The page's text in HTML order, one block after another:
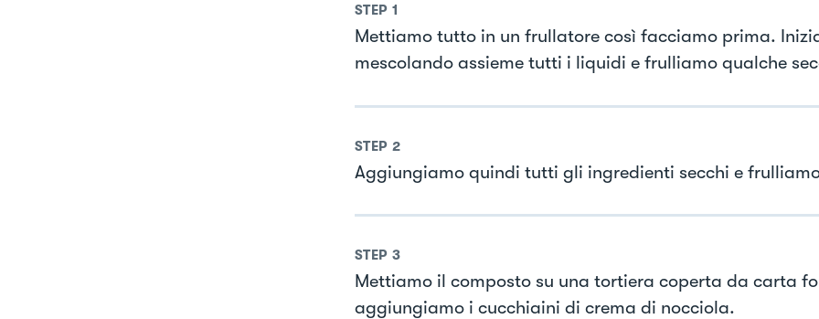
STEP 1
Mettiamo tutto in un frullatore così facciamo prima.
mescolando assieme tutti i liquidi e frulliamo qualche
STEP 2
Aggiungiamo quindi tutti gli ingredienti secchi e
STEP 3
Mettiamo il composto su una tortiera coperta da carta
aggiungiamo i cucchiaini di crema di nocciola.